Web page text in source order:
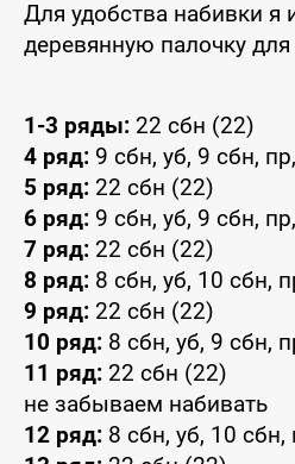
Для удобства набивки я
деревянную палочку
1-3 ряды: 22 сбн (22)
4 ряд: 9 сбн, уб, 9 сбн,
5 ряд: 22 сбн (22)
6 ряд: 9 сбн, уб, 9 сбн,
7 ряд: 22 сбн (22)
8 ряд: 8 сбн, уб, 10 сбн,
9 ряд: 22 сбн (22)
10 ряд: 8 сбн, уб, 9 сбн,
11 ряд: 22 сбн (22)
не забываем набивать
12 ряд: 8 сбн, уб, 10